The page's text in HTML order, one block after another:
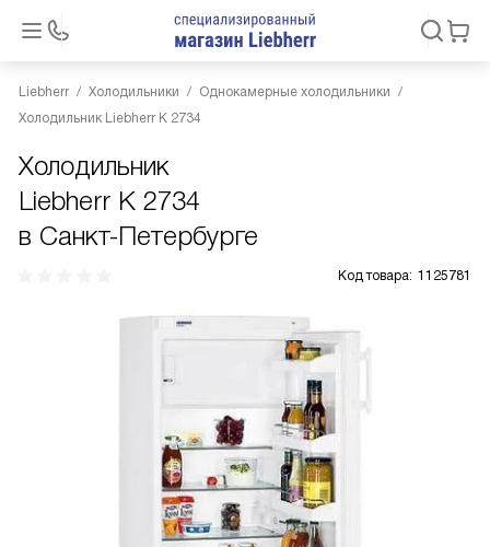
Liebherr Холодильники
Однокамерные холодильники
Холодильник Liebherr K 2734
Холодильник
Liebherr K 2734
в Санкт-Петербурге
Код товара: 1125781